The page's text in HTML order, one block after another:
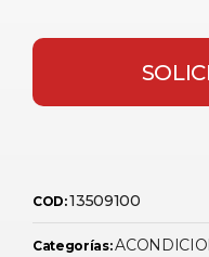
COD:13509100
Categorías: